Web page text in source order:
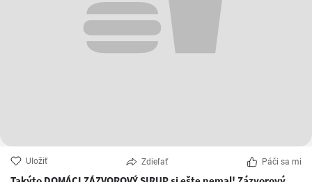
Uložiť Zdieľať Páči sa mi